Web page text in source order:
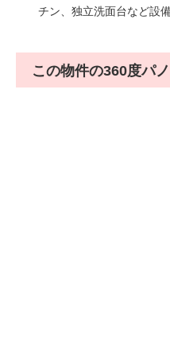
チン、独立洗面台など設
この物件の360度パ